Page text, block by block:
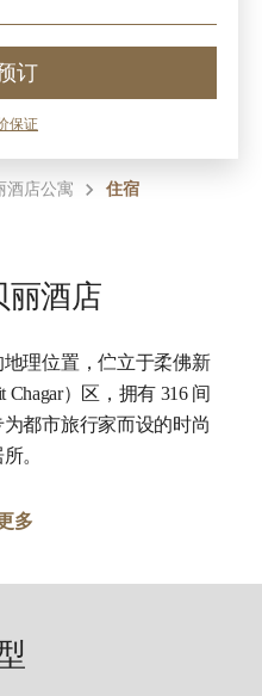
订
保证
酒店公寓 住宿
丽酒店
理位置，伫立于柔佛新
）区，拥有 316 间
都市旅行家而设的时尚
。
多